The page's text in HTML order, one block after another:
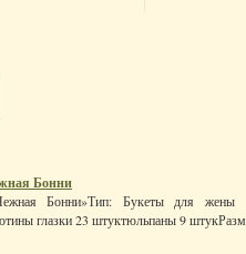
Бонни
Бонни»Тип: Букеты для жены
глазки 23 штуктюльпаны 9